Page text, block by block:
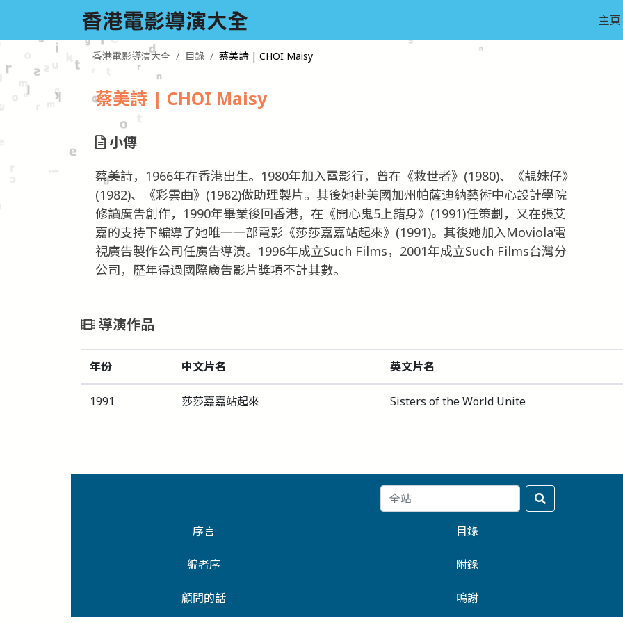
主頁
香港電影導演大全 目錄 蔡美詩 | CHOI Maisy
蔡美詩 | CHOI Maisy
小傳
蔡美詩，1966年在香港出生。1980年加入電影行，曾在《救世者》(1980)、《靚妹仔》
(1982)、《彩雲曲》(1982)做助理製片。其後她赴美國加州帕薩迪納藝術中心設計學院
修讀廣告創作，1990年畢業後回香港，在《開心鬼5上錯身》(1991)任策劃，又在張艾
嘉的支持下編導了她唯一一部電影《莎莎嘉嘉站起來》(1991)。其後她加入Moviola電
視廣告製作公司任廣告導演。1996年成立Such Films，2001年成立Such Films台灣分
公司，歷年得過國際廣告影片獎項不計其數。
導演作品
年份 中文片名 英文片名
1991 莎莎嘉嘉站起來 Sisters of the World Unite
序言 目錄
編者序 附錄
顧問的話 鳴謝